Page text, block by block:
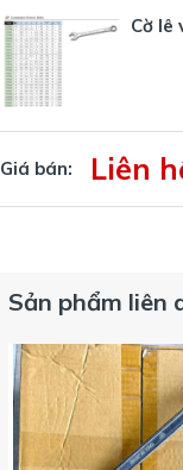
CPđang được
tại Việt Nam
Quý khách cho nhu
Cờ lê
Giá bán: Liên
Sản phẩm liên